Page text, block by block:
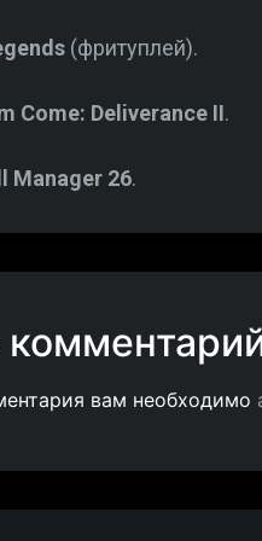
(фритуплей).
Come: Deliverance II.
Manager 26.
вам необходимо